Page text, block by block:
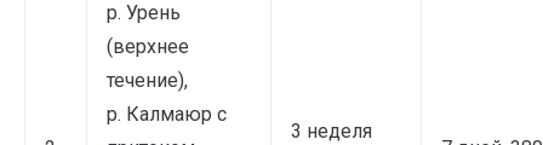
р. Урень
(верхнее
течение),
р. Калмаюр с
3 неделя